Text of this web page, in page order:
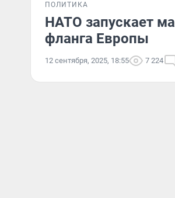
ПОЛИТИКА
НАТО запускает
фланга Европы
12 сентября, 2025, 18:55 7 224